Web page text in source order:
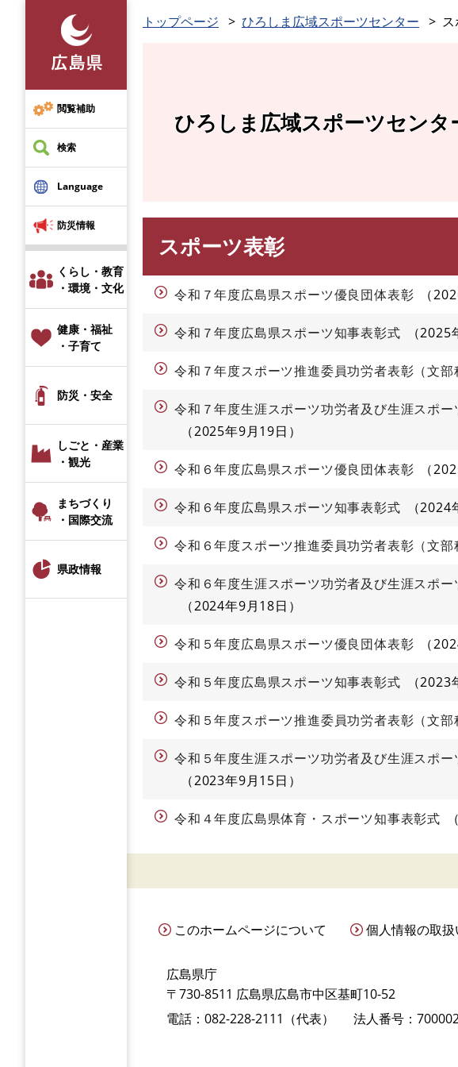
先
頭
で
す
閲覧補助
検索
Language
防災情報
くらし・教育
・環境・文化
健康・福祉
・子育て
防災・安全
しごと・産業
・観光
まちづくり
・国際交流
県政情報
トップページ ひろしま広域スポーツセンター
ひろしま広域スポーツセンタ
スポーツ表彰
令和７年度広島県スポーツ優良団体表彰
令和７年度広島県スポーツ知事表彰式 2025
令和７年度スポーツ推進委員功労者表彰（文
令和７年度生涯スポーツ功労者及び生涯スポ
2025年9月19日
令和６年度広島県スポーツ優良団体表彰
令和６年度広島県スポーツ知事表彰式 2024
令和６年度スポーツ推進委員功労者表彰（文
令和６年度生涯スポーツ功労者及び生涯スポ
2024年9月18日
令和５年度広島県スポーツ優良団体表彰
令和５年度広島県スポーツ知事表彰式 2023
令和５年度スポーツ推進委員功労者表彰（文
令和５年度生涯スポーツ功労者及び生涯スポ
2023年9月15日
令和４年度広島県体育・スポーツ知事表彰式
このホームページについて 個人情報の取扱
広島県庁
〒730-8511 広島県広島市中区基町10-52
電話：082-228-2111（代表）
法人番号：